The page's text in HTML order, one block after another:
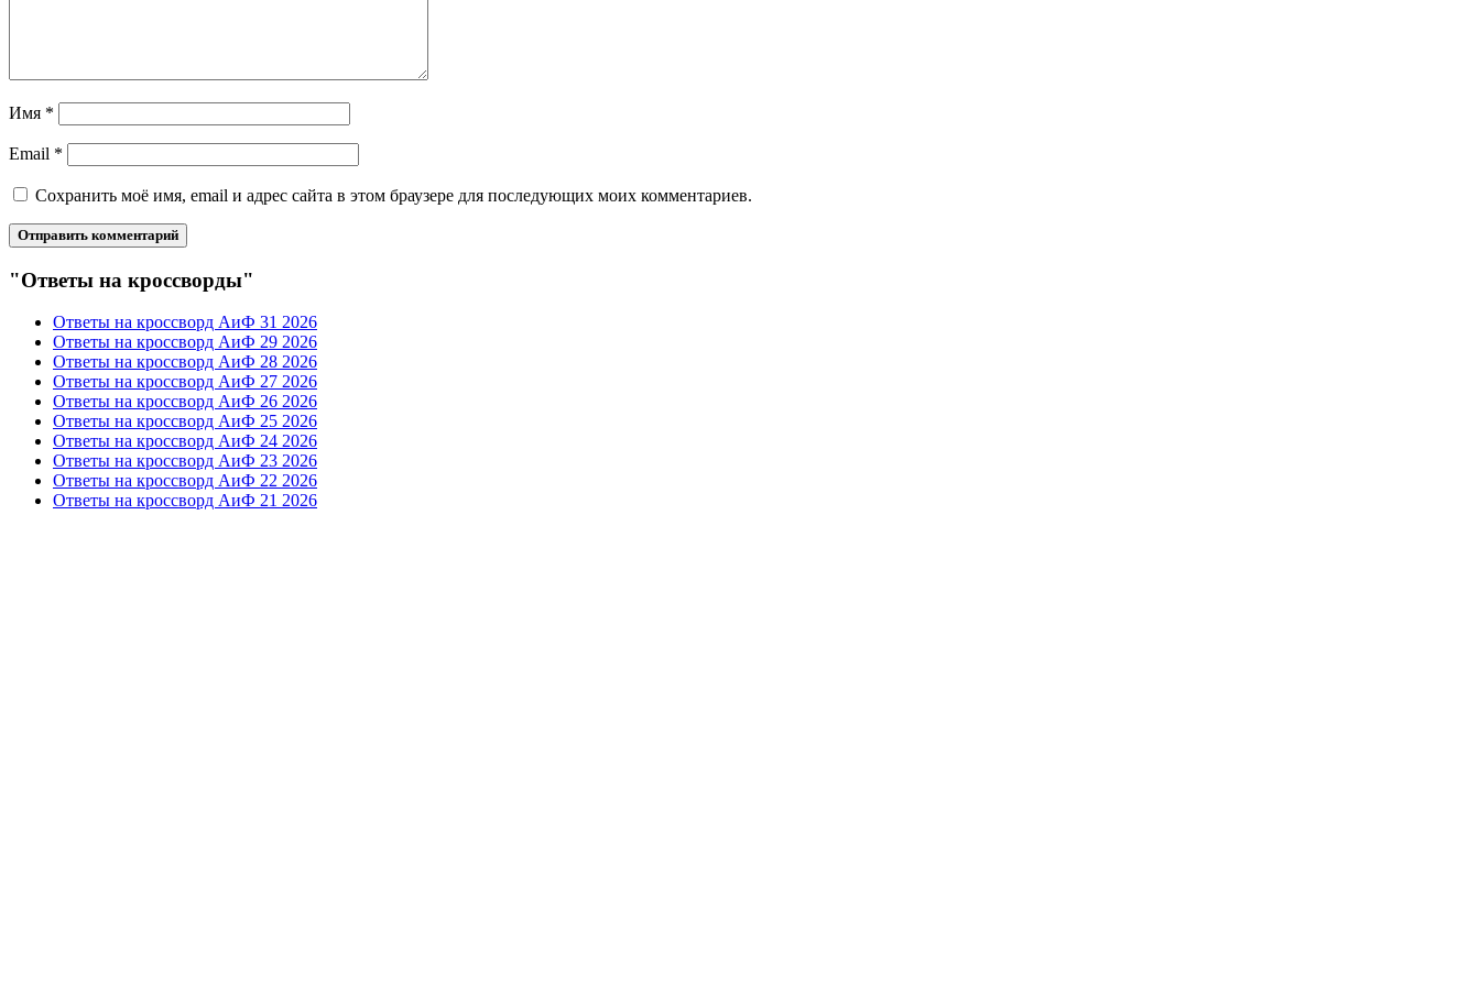
Имя *
Email *
Сохранить моё имя, email и адрес сайта в этом браузере для последующих моих комментариев.
"Ответы на кроссворды"
Ответы на кроссворд АиФ 31 2026
Ответы на кроссворд АиФ 29 2026
Ответы на кроссворд АиФ 28 2026
Ответы на кроссворд АиФ 27 2026
Ответы на кроссворд АиФ 26 2026
Ответы на кроссворд АиФ 25 2026
Ответы на кроссворд АиФ 24 2026
Ответы на кроссворд АиФ 23 2026
Ответы на кроссворд АиФ 22 2026
Ответы на кроссворд АиФ 21 2026